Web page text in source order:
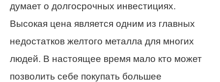
думает о долгосрочных инвестициях.
Высокая цена является одним из главных
недостатков желтого металла для многих
людей. В настоящее время мало кто может
позволить себе покупать большее